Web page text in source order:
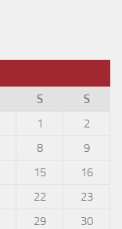
S
S
1
2
8
9
15
16
22
23
29
30